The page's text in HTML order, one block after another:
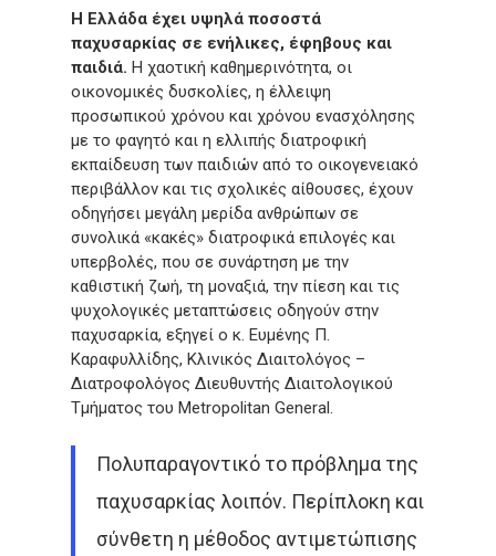
Η Ελλάδα έχει υψηλά ποσοστά
παχυσαρκίας σε ενήλικες, έφηβους και
παιδιά. Η χαοτική καθημερινότητα, οι
οικονομικές δυσκολίες, η έλλειψη
προσωπικού χρόνου και χρόνου ενασχόλησης
με το φαγητό και η ελλιπής διατροφική
εκπαίδευση των παιδιών από το οικογενειακό
περιβάλλον και τις σχολικές αίθουσες, έχουν
οδηγήσει μεγάλη μερίδα ανθρώπων σε
συνολικά «κακές» διατροφικά επιλογές και
υπερβολές, που σε συνάρτηση με την
καθιστική ζωή, τη μοναξιά, την πίεση και τις
ψυχολογικές μεταπτώσεις οδηγούν στην
παχυσαρκία, εξηγεί ο κ. Ευμένης Π.
Καραφυλλίδης, Κλινικός Διαιτολόγος –
Διατροφολόγος Διευθυντής Διαιτολογικού
Τμήματος του Μetropolitan General.
Πολυπαραγοντικό το πρόβλημα της
παχυσαρκίας λοιπόν. Περίπλοκη και
σύνθετη η μέθοδος αντιμετώπισης